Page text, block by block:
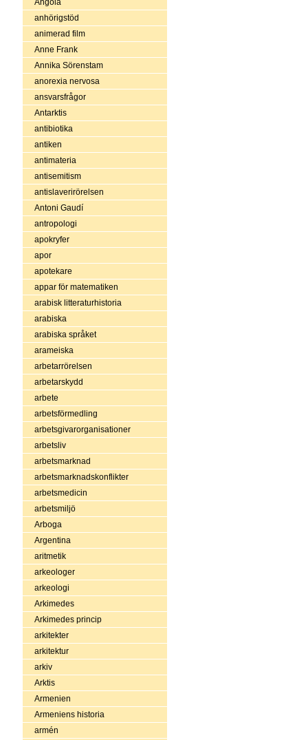
Angola
anhörigstöd
animerad film
Anne Frank
Annika Sörenstam
anorexia nervosa
ansvarsfrågor
Antarktis
antibiotika
antiken
antimateria
antisemitism
antislaverirörelsen
Antoni Gaudí
antropologi
apokryfer
apor
apotekare
appar för matematiken
arabisk litteraturhistoria
arabiska
arabiska språket
arameiska
arbetarrörelsen
arbetarskydd
arbete
arbetsförmedling
arbetsgivarorganisationer
arbetsliv
arbetsmarknad
arbetsmarknadskonflikter
arbetsmedicin
arbetsmiljö
Arboga
Argentina
aritmetik
arkeologer
arkeologi
Arkimedes
Arkimedes princip
arkitekter
arkitektur
arkiv
Arktis
Armenien
Armeniens historia
armén